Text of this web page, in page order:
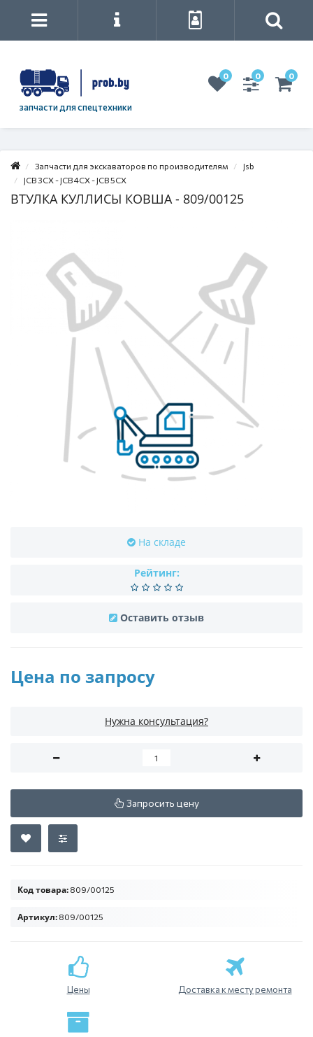
запчасти для спецтехники
0 0 0
Запчасти для экскаваторов по производителям
Jsb
JCB 3CX - JCB 4CX - JCB 5CX
ВТУЛКА КУЛЛИСЫ КОВША - 809/00125
На складе
Рейтинг:
Оставить отзыв
Цена по запросу
Нужна консультация?
Запросить цену
Код товара: 809/00125
Артикул: 809/00125
Цены Доставка к месту ремонта